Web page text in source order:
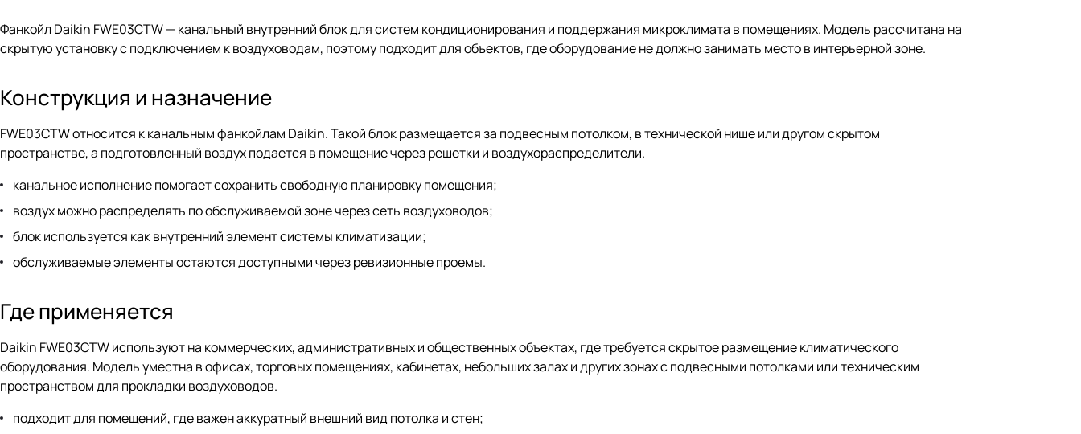
Фанкойл Daikin FWE03CTW — канальный внутренний блок для систем кондиционирования и поддержания микроклимата в помещениях. Модель рассчитана на
скрытую установку с подключением к воздуховодам, поэтому подходит для объектов, где оборудование не должно занимать место в интерьерной зоне.
Конструкция и назначение
FWE03CTW относится к канальным фанкойлам Daikin. Такой блок размещается за подвесным потолком, в технической нише или другом скрытом
пространстве, а подготовленный воздух подается в помещение через решетки и воздухораспределители.
канальное исполнение помогает сохранить свободную планировку помещения;
воздух можно распределять по обслуживаемой зоне через сеть воздуховодов;
блок используется как внутренний элемент системы климатизации;
обслуживаемые элементы остаются доступными через ревизионные проемы.
Где применяется
Daikin FWE03CTW используют на коммерческих, административных и общественных объектах, где требуется скрытое размещение климатического
оборудования. Модель уместна в офисах, торговых помещениях, кабинетах, небольших залах и других зонах с подвесными потолками или техническим
пространством для прокладки воздуховодов.
подходит для помещений, где важен аккуратный внешний вид потолка и стен;